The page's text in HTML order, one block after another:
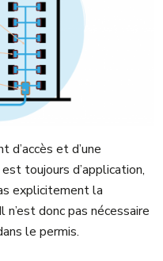
d’accès et d’une
toujours d’application,
explicitement la
donc pas nécessaire
le permis.